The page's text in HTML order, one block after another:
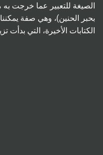
الصيغة للتعبير عما خرجت به
بحبر الحنين)، وهي صفة
الكتابات الأخيرة، التي بدأت